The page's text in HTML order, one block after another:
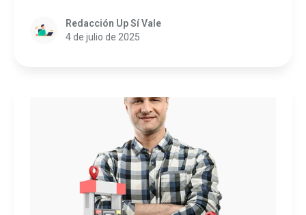
Redacción Up Sí Vale
4 de julio de 2025